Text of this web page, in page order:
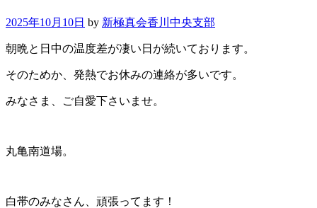
2025年10月10日 by 新極真会香川中央支部
朝晩と日中の温度差が凄い日が続いております。
そのためか、発熱でお休みの連絡が多いです。
みなさま、ご自愛下さいませ。
丸亀南道場。
白帯のみなさん、頑張ってます！